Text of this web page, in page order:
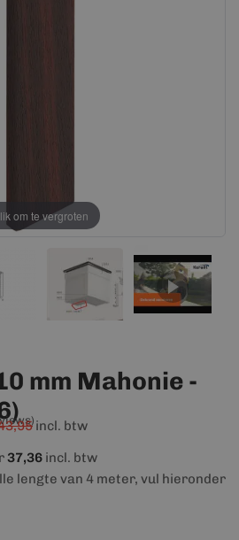
om te vergroten
mm Mahonie -
incl. btw
37,36 incl. btw
lengte van 4 meter, vul hieronder